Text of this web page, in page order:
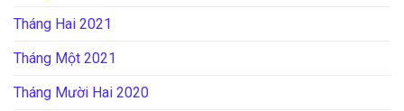
Tháng Hai 2021
Tháng Một 2021
Tháng Mười Hai 2020